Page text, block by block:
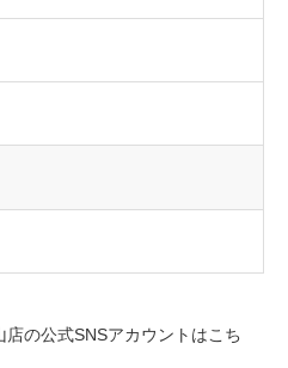
の公式SNSアカウントはこち